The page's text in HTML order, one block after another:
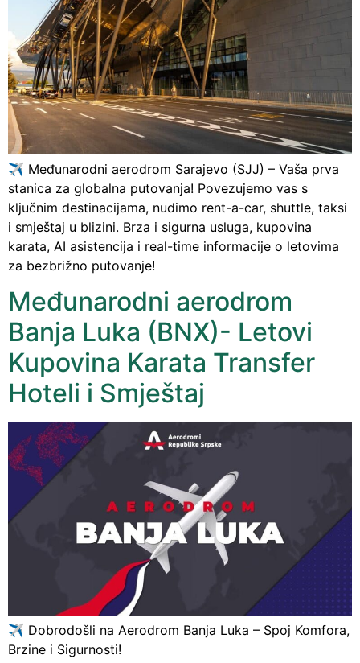
✈️ Međunarodni aerodrom Sarajevo (SJJ) – Vaša prva
stanica za globalna putovanja! Povezujemo vas s
ključnim destinacijama, nudimo rent-a-car, shuttle, taksi
i smještaj u blizini. Brza i sigurna usluga, kupovina
karata, AI asistencija i real-time informacije o letovima
za bezbrižno putovanje!
Međunarodni aerodrom
Banja Luka (BNX)- Letovi
Kupovina Karata Transfer
Hoteli i Smještaj
✈️ Dobrodošli na Aerodrom Banja Luka – Spoj Komfora,
Brzine i Sigurnosti!